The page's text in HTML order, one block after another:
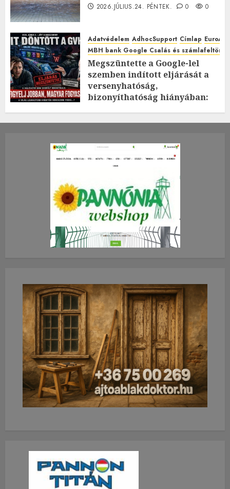
2026.JÚLIUS.24. PÉNTEK. 0 0
Adatvédelem AdhocSupport Címlap
MBH bank Google Csalás és
Megszüntette a Google-lel
szemben indított eljárását a
versenyhatóság,
bizonyíthatóság hiányában:
2026.JÚLIUS.23. CSÜTÖRTÖK.
0